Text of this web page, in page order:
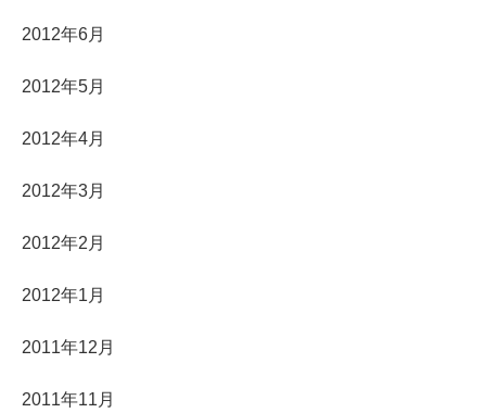
2012年6月
2012年5月
2012年4月
2012年3月
2012年2月
2012年1月
2011年12月
2011年11月